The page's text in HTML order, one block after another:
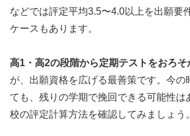
などでは評定平均3.5〜4.0以上を出願要
ケースもあります。
高1・高2の段階から定期テストをおろそ
が、出願資格を広げる最善策です。今の
ても、残りの学期で挽回できる可能性は
校の評定計算方法を確認してみましょう。